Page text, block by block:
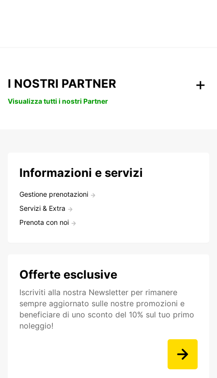
I NOSTRI PARTNER
Visualizza tutti i nostri Partner
Informazioni e servizi
Gestione prenotazioni
Servizi & Extra
Prenota con noi
Offerte esclusive
Iscriviti alla nostra Newsletter per rimanere
sempre aggiornato sulle nostre promozioni e
beneficiare di uno sconto del 10% sul tuo primo
noleggio!